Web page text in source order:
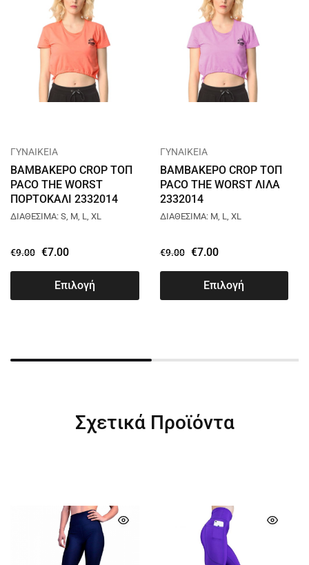
ΓΥΝΑΙΚΕΙΑ
ΒΑΜΒΑΚΕΡΟ CROP ΤΟΠ
PACO THE WORST
ΠΟΡΤΟΚΑΛΙ 2332014
ΔΙΑΘΕΣΙΜΑ: S, M, L, XL
€9.00 €7.00
Επιλογή
ΓΥΝΑΙΚΕΙΑ
ΒΑΜΒΑΚΕΡΟ CROP ΤΟΠ
PACO THE WORST ΛΙΛΑ
2332014
ΔΙΑΘΕΣΙΜΑ: M, L, XL
€9.00 €7.00
Επιλογή
Σχετικά Προϊόντα